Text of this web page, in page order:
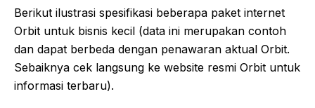
Berikut ilustrasi spesifikasi beberapa paket internet
Orbit untuk bisnis kecil (data ini merupakan contoh
dan dapat berbeda dengan penawaran aktual Orbit.
Sebaiknya cek langsung ke website resmi Orbit untuk
informasi terbaru).